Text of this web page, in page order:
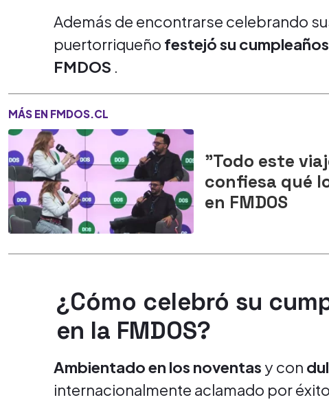
Además de encontrarse celebrando
puertorriqueño festejó su
FMDOS .
MÁS EN FMDOS.CL
"Todo este
confiesa qué
en FMDOS
¿Cómo celebró su
en la FMDOS?
Ambientado en los noventas y con
internacionalmente aclamado por